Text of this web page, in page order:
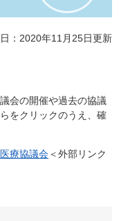
：2020年11月25日更新
会の開催や過去の協議
をクリックのうえ、確
療協議会＜外部リンク